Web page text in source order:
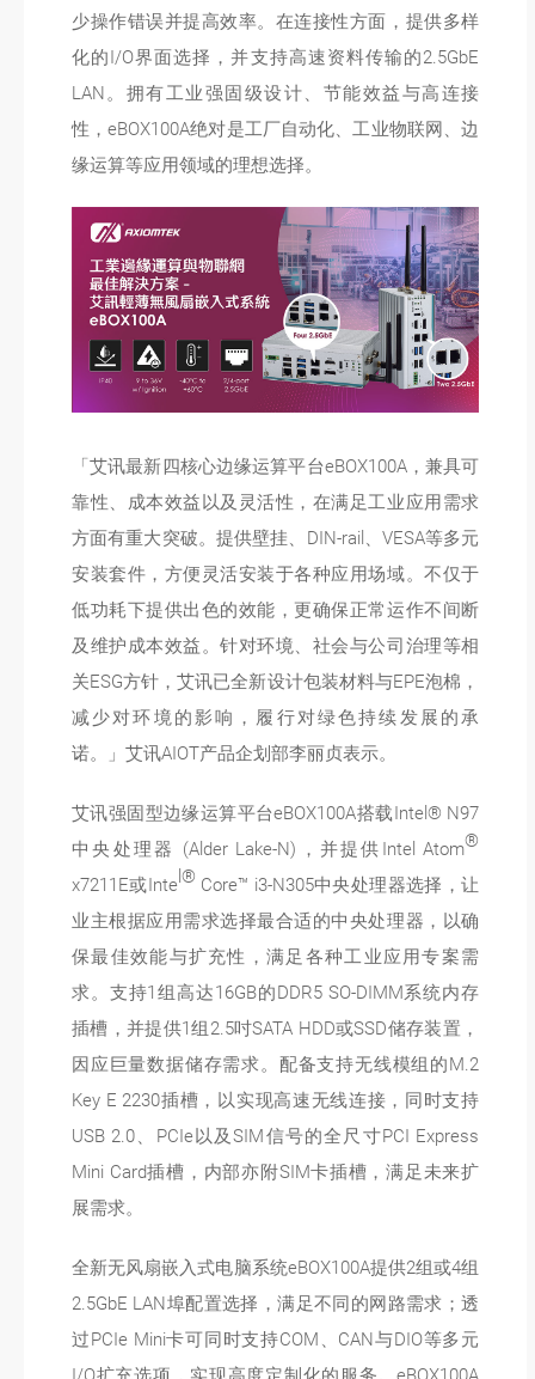
少操作错误并提高效率。在连接性方面，提供多样
化的I/O界面选择，并支持高速资料传输的2.5GbE
LAN。拥有工业强固级设计、节能效益与高连接
性，eBOX100A绝对是工厂自动化、工业物联网、边
缘运算等应用领域的理想选择。
「艾讯最新四核心边缘运算平台eBOX100A，兼具可
靠性、成本效益以及灵活性，在满足工业应用需求
方面有重大突破。提供壁挂、DIN-rail、VESA等多元
安装套件，方便灵活安装于各种应用场域。不仅于
低功耗下提供出色的效能，更确保正常运作不间断
及维护成本效益。针对环境、社会与公司治理等相
关ESG方针，艾讯已全新设计包装材料与EPE泡棉，
减少对环境的影响，履行对绿色持续发展的承
诺。」艾讯AIOT产品企划部李丽贞表示。
艾讯强固型边缘运算平台eBOX100A搭载Intel® N97
中央处理器 (Alder Lake-N)，并提供Intel Atom®
x7211E或Intel® Core™ i3-N305中央处理器选择，让
业主根据应用需求选择最合适的中央处理器，以确
保最佳效能与扩充性，满足各种工业应用专案需
求。支持1组高达16GB的DDR5 SO-DIMM系统内存
插槽，并提供1组2.5吋SATA HDD或SSD储存装置，
因应巨量数据储存需求。配备支持无线模组的M.2
Key E 2230插槽，以实现高速无线连接，同时支持
USB 2.0、PCIe以及SIM信号的全尺寸PCI Express
Mini Card插槽，内部亦附SIM卡插槽，满足未来扩
展需求。
全新无风扇嵌入式电脑系统eBOX100A提供2组或4组
2.5GbE LAN埠配置选择，满足不同的网路需求；透
过PCIe Mini卡可同时支持COM、CAN与DIO等多元